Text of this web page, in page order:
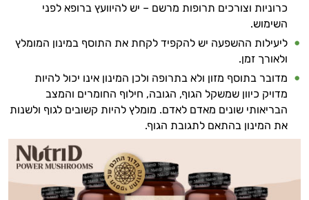
כרוניות וצורכים תרופות מרשם – יש להיוועץ ברופא לפני
השימוש.
ליעילות ההשפעה יש להקפיד לקחת את התוסף במינון המומלץ
ולאורך זמן.
מדובר בתוסף מזון ולא בתרופה ולכן המינון אינו יכול להיות
מדויק כיוון שמשקל הגוף, הגובה, חילוף החומרים והמצב
הבריאותי שונים מאדם לאדם. מומלץ להיות קשובים לגוף ולשנות
את המינון בהתאם לתגובת הגוף.